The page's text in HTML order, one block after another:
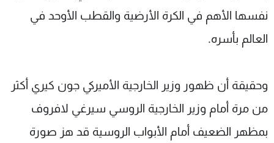
نفسها الأهم في الكرة الأرضية والقطب الأوحد في
العالم بأسره.
وحقيقة أن ظهور وزير الخارجية الأميركي جون كيري أكثر
من مرة أمام وزير الخارجية الروسي سيرغي لافروف
بمظهر الضعيف أمام الأبواب الروسية قد هز صورة